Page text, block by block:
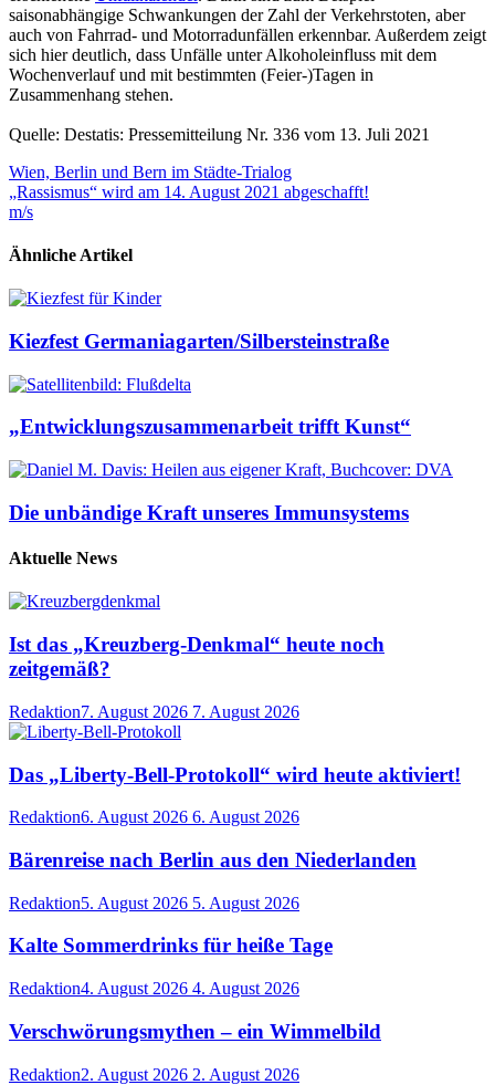
saisonabhängige Schwankungen der Zahl der Verkehrstoten, aber
auch von Fahrrad- und Motorradunfällen erkennbar. Außerdem zeigt
sich hier deutlich, dass Unfälle unter Alkoholeinfluss mit dem
Wochenverlauf und mit bestimmten (Feier-)Tagen in
Zusammenhang stehen.
Quelle: Destatis: Pressemitteilung Nr. 336 vom 13. Juli 2021
Beitragsnavigation
Wien, Berlin und Bern im Städte-Trialog
„Rassismus“ wird am 14. August 2021 abgeschafft!
m/s
Ähnliche Artikel
Kiezfest Germaniagarten/Silbersteinstraße
„Entwicklungszusammenarbeit trifft Kunst“
Die unbändige Kraft unseres Immunsystems
Aktuelle News
Ist das „Kreuzberg-Denkmal“ heute noch
zeitgemäß?
Redaktion7. August 2026 7. August 2026
Das „Liberty-Bell-Protokoll“ wird heute aktiviert!
Redaktion6. August 2026 6. August 2026
Bärenreise nach Berlin aus den Niederlanden
Redaktion5. August 2026 5. August 2026
Kalte Sommerdrinks für heiße Tage
Redaktion4. August 2026 4. August 2026
Verschwörungsmythen – ein Wimmelbild
Redaktion2. August 2026 2. August 2026